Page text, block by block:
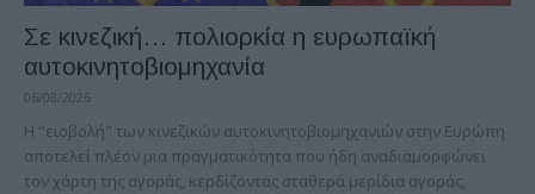
Σε κινεζική… πολιορκία η ευρωπαϊκή
αυτοκινητοβιομηχανία
06/08/2026
Η "εισβολή" των κινεζικών αυτοκινητοβιομηχανιών στην Ευρώπη
αποτελεί πλέον μια πραγματικότητα που ήδη αναδιαμορφώνει
τον χάρτη της αγοράς, κερδίζοντας σταθερά μερίδια αγοράς,